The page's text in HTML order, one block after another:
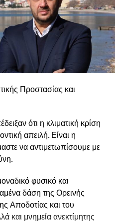
ένα
στο οποίο συναντώνται το
του Ennio Morricone,
Villa-Lobos, Leo Brouwer
αγαπημένες δημιουργίες του
Το μουσικό ταξίδι
Satie, Carlo Domeniconi,
και επιλογές από
και στο ξεχωριστό
τα «Νυχτερινά της
μουσικά χρώματα από την
κόσμο.
Προστασίας και
ότι η κλιματική κρίση
απειλή. Είναι η
να αντιμετωπίσουμε με
φυσικό και
δάση της Ορεινής
Αποδοτίας και του
και μνημεία ανεκτίμητης